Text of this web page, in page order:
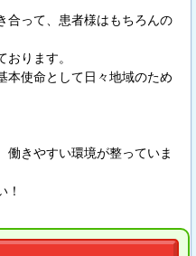
合って、患者様はもちろんの
ります。
本使命として日々地域のため
働きやすい環境が整っていま
！